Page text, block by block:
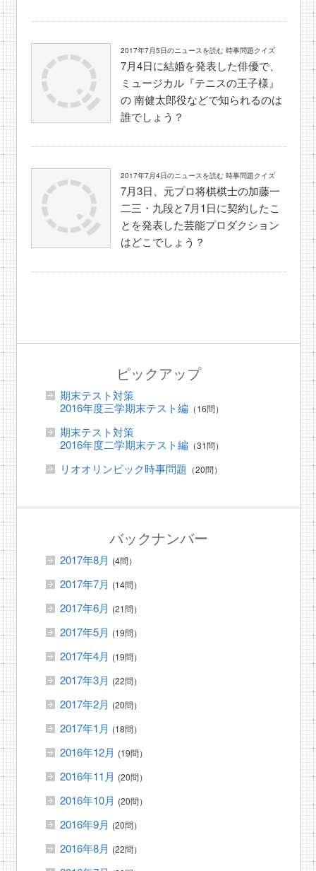
2017年7月5日のニュースを読む 時事問題クイズ
7月4日に結婚を発表した俳優で、
ミュージカル『テニスの王子様』
の 南健太郎役などで知られるのは
誰でしょう？
2017年7月4日のニュースを読む 時事問題クイズ
7月3日、元プロ将棋棋士の加藤一
二三・九段と7月1日に契約したこ
とを発表した芸能プロダクション
はどこでしょう？
ピックアップ
期末テスト対策
2016年度三学期末テスト編（16問）
期末テスト対策
2016年度二学期末テスト編（31問）
リオオリンピック時事問題 （20問）
バックナンバー
2017年8月 (4問）
2017年7月 (14問）
2017年6月 (21問）
2017年5月 (19問）
2017年4月 (19問）
2017年3月 (22問）
2017年2月 (20問）
2017年1月 (18問）
2016年12月 (19問）
2016年11月 (20問）
2016年10月 (20問）
2016年9月 (20問）
2016年8月 (22問）